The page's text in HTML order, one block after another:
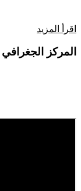
اقرأ المزيد
المركز